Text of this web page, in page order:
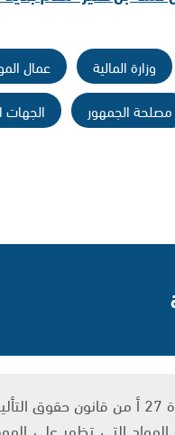
وزارة المالية عمال
مصلحة الجمهور الجهات